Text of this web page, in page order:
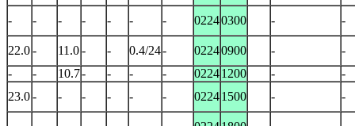
- - - - - - - 02240300 - -
22.0- 11.0- - 0.4/24- 02240900 -
-
-
- 10.7- - - - 02241200 -
-
23.0- - - - - - 02241500 - -